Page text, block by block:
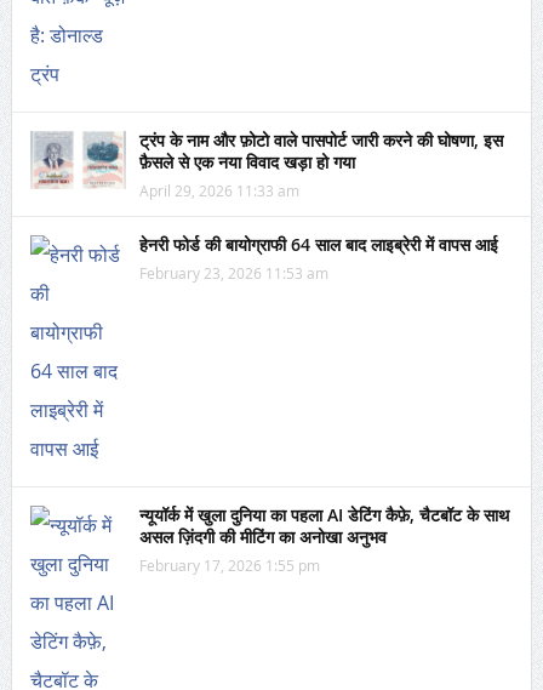
ट्रंप के नाम और फ़ोटो वाले पासपोर्ट जारी करने की घोषणा, इस
फ़ैसले से एक नया विवाद खड़ा हो गया
April 29, 2026 11:33 am
हेनरी फोर्ड की बायोग्राफी 64 साल बाद लाइब्रेरी में वापस आई
February 23, 2026 11:53 am
न्यूयॉर्क में खुला दुनिया का पहला AI डेटिंग कैफ़े, चैटबॉट के साथ
असल ज़िंदगी की मीटिंग का अनोखा अनुभव
February 17, 2026 1:55 pm